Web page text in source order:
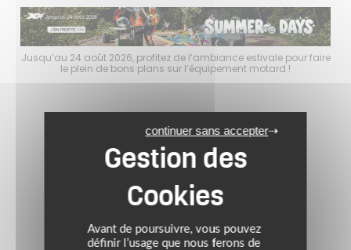
Jusqu’au 24 août 2026, profitez de l’ambiance estivale pour faire
le plein de bons plans sur l’équipement motard !
Avant de poursuivre, vous pouvez
définir l’usage que nous ferons de
continuer sans accepter